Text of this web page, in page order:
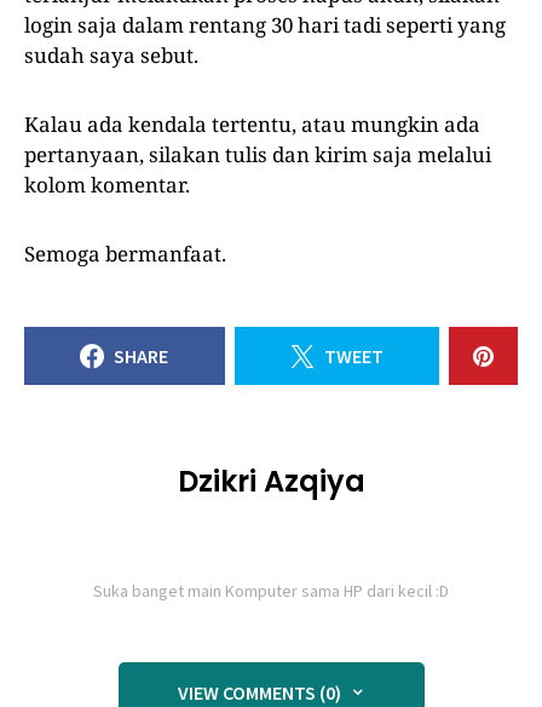
login saja dalam rentang 30 hari tadi seperti yang
sudah saya sebut.
Kalau ada kendala tertentu, atau mungkin ada
pertanyaan, silakan tulis dan kirim saja melalui
kolom komentar.
Semoga bermanfaat.
SHARE TWEET
Dzikri Azqiya
Suka banget main Komputer sama HP dari kecil :D
VIEW COMMENTS (0)